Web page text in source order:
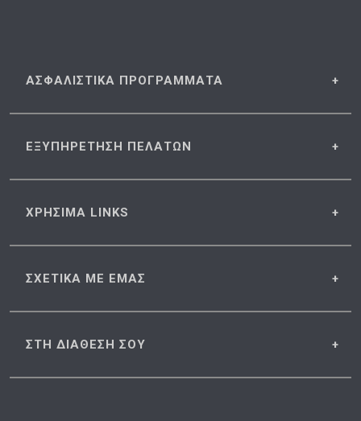
ΑΣΦΑΛΙΣΤΙΚΑ ΠΡΟΓΡΑΜΜΑΤΑ
ΕΞΥΠΗΡΕΤΗΣΗ ΠΕΛΑΤΩΝ
ΧΡΗΣΙΜΑ LINKS
ΣΧΕΤΙΚΑ ΜΕ ΕΜΑΣ
ΣΤΗ ΔΙΑΘΕΣΗ ΣΟΥ